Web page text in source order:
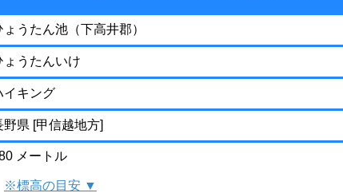
ょうたん池（下高井郡）
ょうたんいけ
イキング
野県 [甲信越地方]
メートル
※標高の目安 ▼